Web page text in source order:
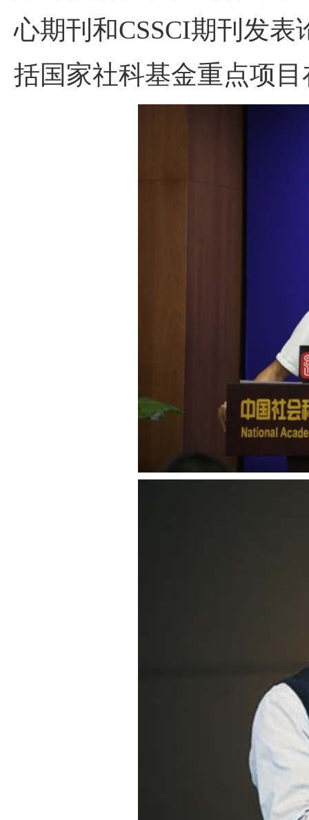
心期刊和CSSCI期刊发
括国家社科基金重点项